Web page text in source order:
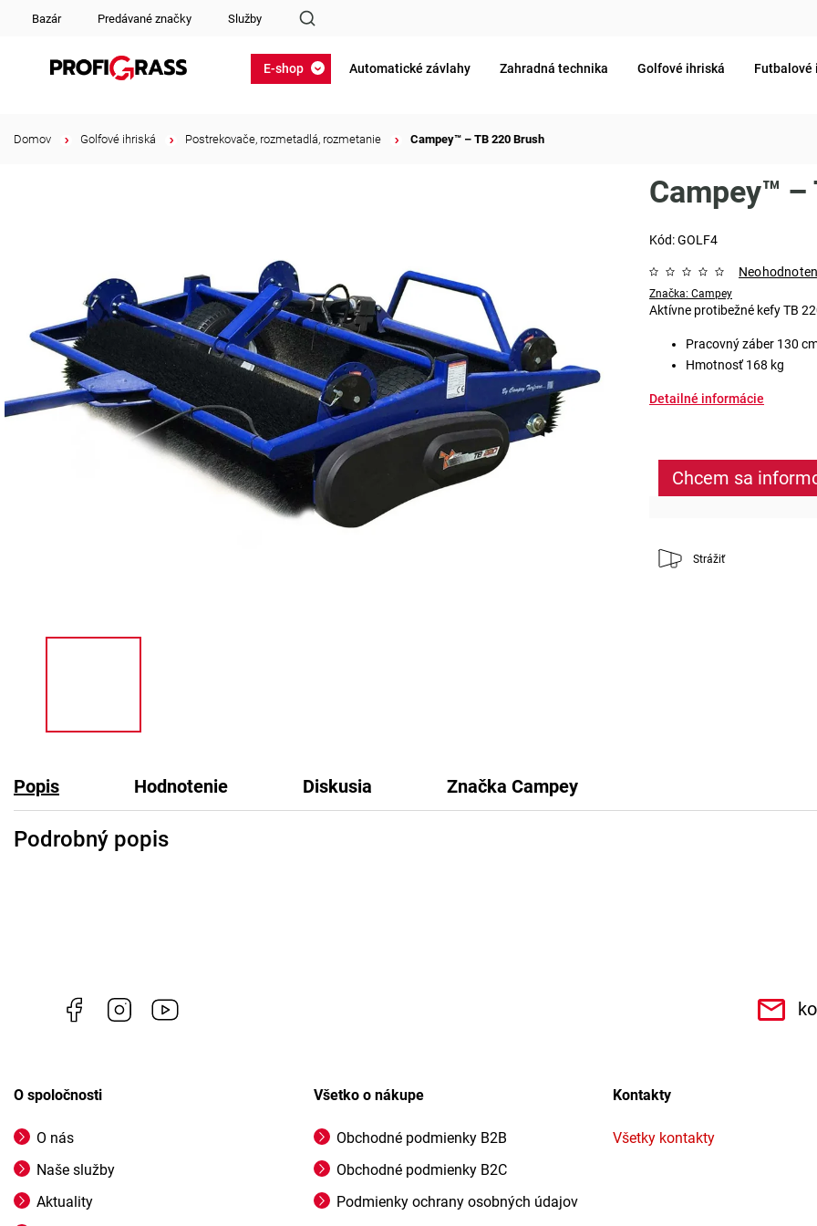
Bazár Predávané značky Služby
E-shop Automatické závlahy Zahradná technika Golfové ihriská Futbalové
Domov Golfové ihriská Postrekovače, rozmetadlá, rozmetanie Campey™ – TB 220 Brush
Campey™
Značka:Campey
Kód:GOLF4
Aktívne protibežné kefy TB
Pracovný záber 130
Hmotnosť 168 kg
Detailné informácie
Chcem sa
Strážiť
Popis Hodnotenie Diskusia Značka Campey
Podrobný popis
Facebook Instagram
O spoločnosti
O nás
Naše služby
Aktuality
Všetko o nákupe
Obchodné podmienky B2B
Obchodné podmienky B2C
Podmienky ochrany osobných údajov
Kontakty
Všetky kontakty